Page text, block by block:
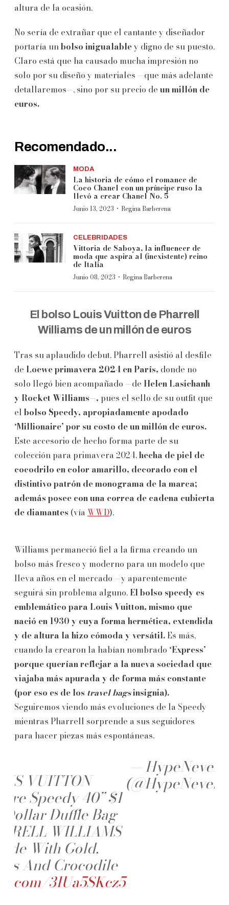
altura de la ocasión.
No sería de extrañar que el cantante y diseñador
portaría unbolso inigualabley digno de su puesto.
Claro está que ha causado mucha impresión no
solo por su diseño y materiales —que más adelante
detallaremos—, sino por su precio de un millón de
euros.
Recomendado...
MODA
La historia de cómo el romance de
Coco Chanel con un príncipe ruso la
llevó a crear Chanel No. 5
Junio 13, 2023 · Regina Barberena
CELEBRIDADES
Vittoria de Saboya, la influencer de
moda que aspira al (inexistente) reino
de Italia
Junio 08, 2023 · Regina Barberena
El bolso Louis Vuitton de Pharrell
Williams de un millón de euros
Tras su aplaudido debut, Pharrell asistió al desfile
de Loewe primavera 2024 en París, donde no
solo llegó bien acompañado —de Helen Lasichanh
y Rocket Williams—, pues el sello de su outfit que
el bolso Speedy, apropiadamente apodado
‘Millionaire’ por su costo de un millón de euros.
Este accesorio de hecho forma parte de su
colección para primavera 2024,hecha de piel de
cocodrilo en color amarillo, decorado con el
distintivo patrón de monograma de la marca;
además posee con una correa de cadena cubierta
de diamantes (vía WWD).
Williams permaneció fiel a la firma creando un
bolso más fresco y moderno para un modelo que
lleva años en el mercado —y aparentemente
seguirá sin problema alguno. El bolso speedy es
emblemático para Louis Vuitton, mismo que
nació en 1930 y cuya forma hermética, extendida
y de altura la hizo cómoda y versátil. Es más,
cuando la crearon la habían nombrado ‘Express’
porque querían reflejar a la nueva sociedad que
viajaba más apurada y de forma más constante
(por eso es de los travel bagsinsignia).
Seguiremos viendo más evoluciones de la Speedy
mientras Pharrell sorprende a sus seguidores
para hacer piezas más espontáneas.
VUITTON
Speedy 40” $1
Duffle Bag
WILLIAMS
With Gold,
And Crocodile
3IUa5SKcz5
—